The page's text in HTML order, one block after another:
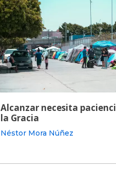
Alcanzar necesita
la Gracia
Néstor Mora Núñez